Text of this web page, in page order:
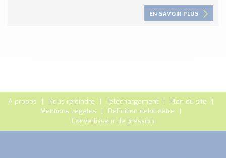
EN SAVOIR PLUS
A propos Nous rejoindre Téléchargement
Plan du site
Mentions Légales
Définition débitmètre
Convertisseur de pression